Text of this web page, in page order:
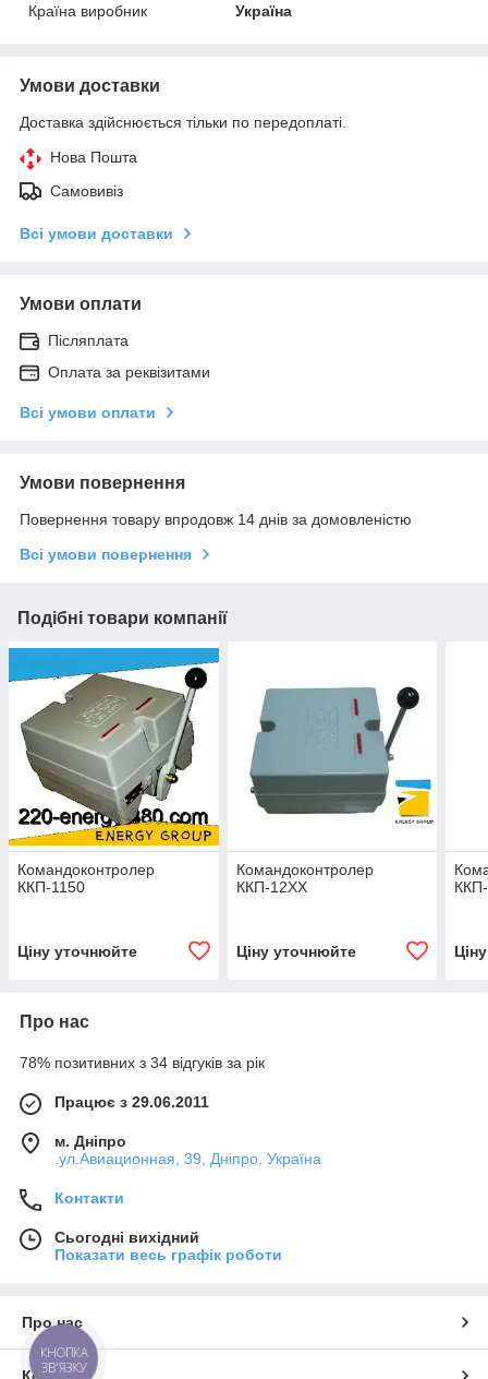
Країна виробник
Україна
Умови доставки
Доставка здійснюється тільки по передоплаті.
Нова Пошта
Самовивіз
Всі умови доставки
Умови оплати
Післяплата
Оплата за реквізитами
Всі умови оплати
Умови повернення
Повернення товару впродовж 14 днів за домовленістю
Всі умови повернення
Подібні товари компанії
Командоконтролер
ККП-1150
Ціну уточнюйте
Командоконтролер
ККП-12ХХ
Ціну уточнюйте
Про нас
78% позитивних з 34 відгуків за рік
Працює з 29.06.2011
м. Дніпро
.ул.Авиационная, 39, Дніпро, Україна
Контакти
Сьогодні вихідний
Показати весь графік роботи
Про нас
КНОПКА
ЗВ'ЯЗКУ